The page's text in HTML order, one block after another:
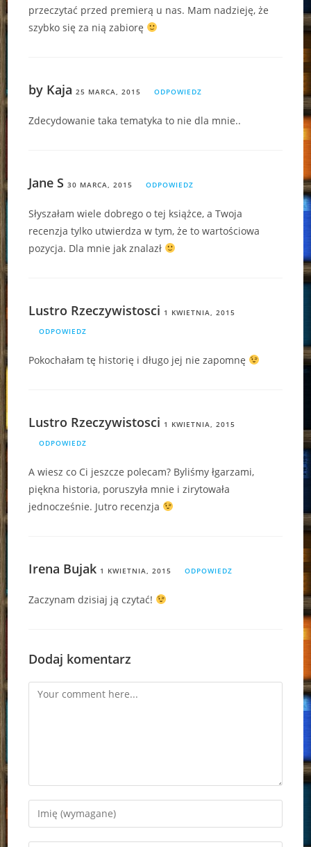
przeczytać przed premierą u nas. Mam nadzieję, że
szybko się za nią zabiorę
by Kaja 25 MARCA, 2015 ODPOWIEDZ
Zdecydowanie taka tematyka to nie dla mnie..
Jane S 30 MARCA, 2015 ODPOWIEDZ
Słyszałam wiele dobrego o tej książce, a Twoja
recenzja tylko utwierdza w tym, że to wartościowa
pozycja. Dla mnie jak znalazł
Lustro Rzeczywistosci 1 KWIETNIA, 2015
ODPOWIEDZ
Pokochałam tę historię i długo jej nie zapomnę
Lustro Rzeczywistosci 1 KWIETNIA, 2015
ODPOWIEDZ
A wiesz co Ci jeszcze polecam? Byliśmy łgarzami,
piękna historia, poruszyła mnie i zirytowała
jednocześnie. Jutro recenzja
Irena Bujak 1 KWIETNIA, 2015 ODPOWIEDZ
Zaczynam dzisiaj ją czytać!
Dodaj komentarz
Comment
Enter
your
name